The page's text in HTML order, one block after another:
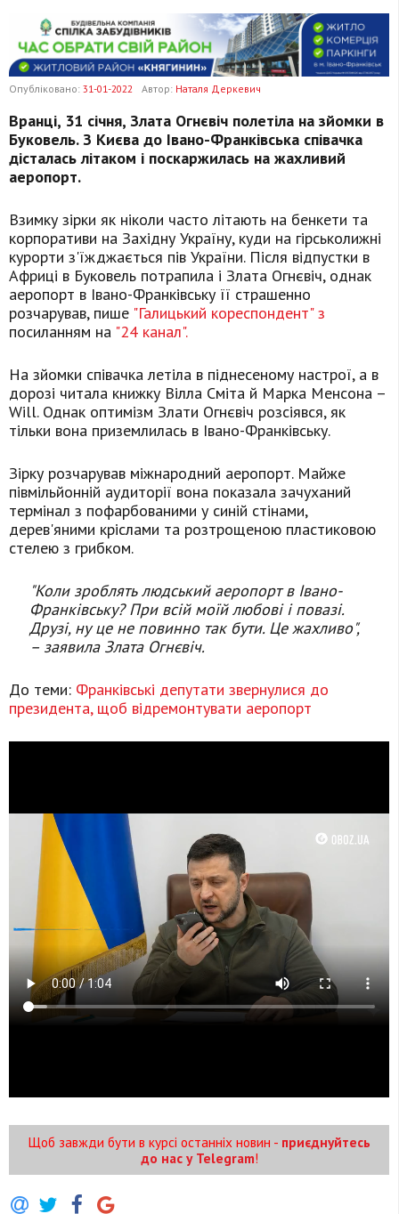
Опубліковано: 31-01-2022 Автор: Наталя Деркевич
Вранці, 31 січня, Злата Огнєвіч полетіла на зйомки в
Буковель. З Києва до Івано-Франківська співачка
дісталась літаком і поскаржилась на жахливий
аеропорт.
Взимку зірки як ніколи часто літають на бенкети та
корпоративи на Західну Україну, куди на гірськолижні
курорти з'їжджається пів України. Після відпустки в
Африці в Буковель потрапила і Злата Огнєвіч, однак
аеропорт в Івано-Франківську її страшенно
розчарував, пише "Галицький кореспондент" з
посиланням на "24 канал".
На зйомки співачка летіла в піднесеному настрої, а в
дорозі читала книжку Вілла Сміта й Марка Менсона –
Will. Однак оптимізм Злати Огнєвіч розсіявся, як
тільки вона приземлилась в Івано-Франківську.
Зірку розчарував міжнародний аеропорт. Майже
півмільйонній аудиторії вона показала зачуханий
термінал з пофарбованими у синій стінами,
дерев'яними кріслами та розтрощеною пластиковою
стелею з грибком.
"Коли зроблять людський аеропорт в Івано-
Франківську? При всій моїй любові і повазі.
Друзі, ну це не повинно так бути. Це жахливо",
– заявила Злата Огнєвіч.
До теми: Франківські депутати звернулися до
президента, щоб відремонтувати аеропорт
Щоб завжди бути в курсі останніх новин - приєднуйтесь
до нас у Telegram!